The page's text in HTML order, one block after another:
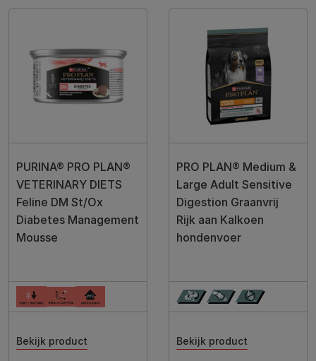
PURINA® PRO PLAN®
VETERINARY DIETS
Feline DM St/Ox
Diabetes Management
Mousse
Bekijk product
PRO PLAN® Medium &
Large Adult Sensitive
Digestion Graanvrij
Rijk aan Kalkoen
hondenvoer
Bekijk product